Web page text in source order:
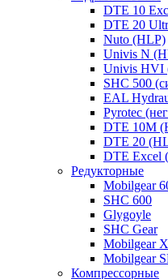
DTE 10
DTE 20
Nuto (HLP)
Univis N
Univis HVI
SHC 500
EAL
Pyrotec
DTE 10M
DTE 20
DTE Excel
Редукторные
Mobilgear
SHC 600
Glygoyle
SHC Gear
Mobilgear
Mobilgear
Компрессорные